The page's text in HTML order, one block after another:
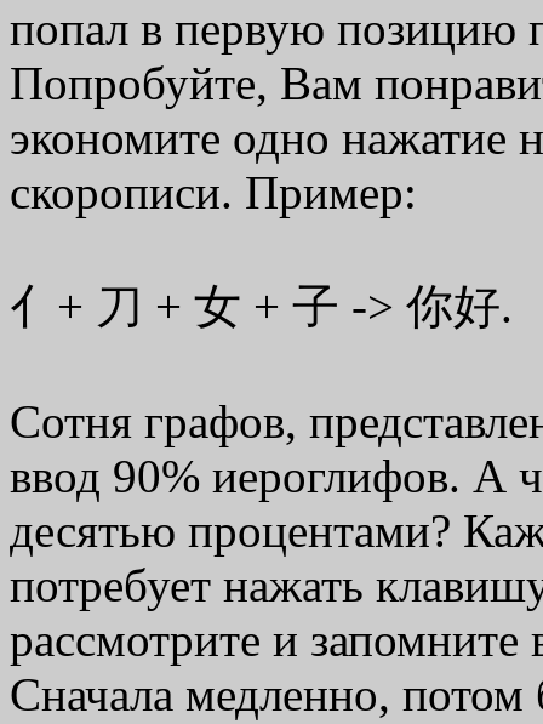
попал в первую позицию
Попробуйте, Вам
экономите одно нажатие
скорописи. Пример:
亻+ 刀 + 女 + 子 -> 你好.
Сотня графов,
ввод 90% иероглифов. А
десятью процентами?
потребует нажать
рассмотрите и
Сначала медленно, потом